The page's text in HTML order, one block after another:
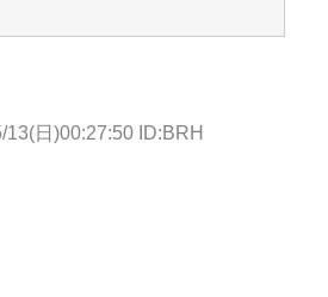
13(日)00:27:50 ID:BRH